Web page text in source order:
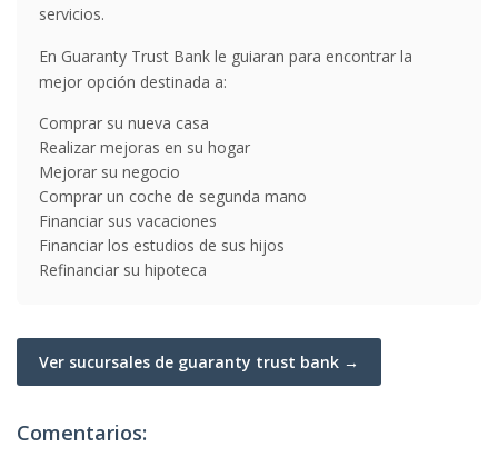
servicios.
En Guaranty Trust Bank le guiaran para encontrar la
mejor opción destinada a:
Comprar su nueva casa
Realizar mejoras en su hogar
Mejorar su negocio
Comprar un coche de segunda mano
Financiar sus vacaciones
Financiar los estudios de sus hijos
Refinanciar su hipoteca
Ver sucursales de guaranty trust bank →
Comentarios: